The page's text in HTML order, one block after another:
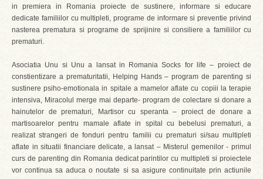
in premiera in Romania proiecte de sustinere, informare si educare
dedicate familiilor cu multipleti, programe de informare si preventie privind
nasterea prematura si programe de sprijinire si consiliere a familiilor cu
prematuri.
Asociatia Unu si Unu a lansat in Romania Socks for life – proiect de
constientizare a prematuritatii, Helping Hands – program de parenting si
sustinere psiho-emotionala in spitale a mamelor aflate cu copiii la terapie
intensiva, Miracolul merge mai departe- program de colectare si donare a
hainutelor de prematuri, Martisor cu speranta – proiect de donare a
martisoarelor pentru mamale aflate in spital cu bebelusi prematuri, a
realizat strangeri de fonduri pentru familii cu prematuri si/sau multipleti
aflate in situatii financiare delicate, a lansat – Misterul gemenilor - primul
curs de parenting din Romania dedicat parintilor cu multipleti si proiectele
vor continua sa aduca o noutate si sa asigure continuitate prin actiunile